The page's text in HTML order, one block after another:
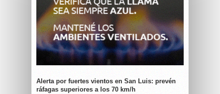
Alerta por fuertes vientos en San Luis: prevén
ráfagas superiores a los 70 km/h